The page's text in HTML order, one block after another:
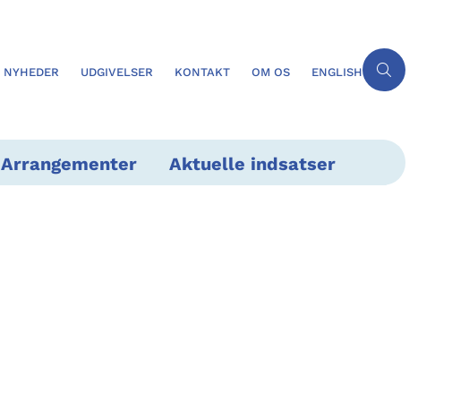
NYHEDER UDGIVELSER KONTAKT OM OS ENGLISH
Arrangementer Aktuelle indsatser